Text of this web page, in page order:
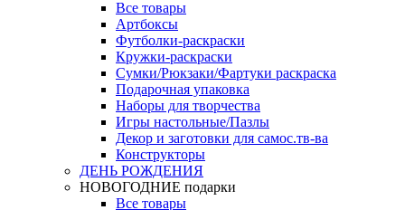
Все товары
Артбоксы
Футболки-раскраски
Кружки-раскраски
Сумки/Рюкзаки/Фартуки раскраска
Подарочная упаковка
Наборы для творчества
Игры настольные/Пазлы
Декор и заготовки для самос.тв-ва
Конструкторы
ДЕНЬ РОЖДЕНИЯ
НОВОГОДНИЕ подарки
Все товары